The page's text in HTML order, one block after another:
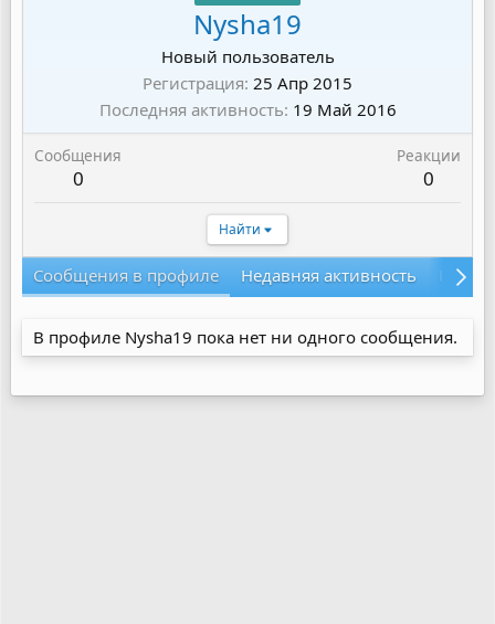
Nysha19
Новый пользователь
Регистрация 25 Апр 2015
Последняя активность 19 Май 2016
Сообщения
0
Реакции
0
Найти
Сообщения в профиле Недавняя активность
В профиле Nysha19 пока нет ни одного сообщения.